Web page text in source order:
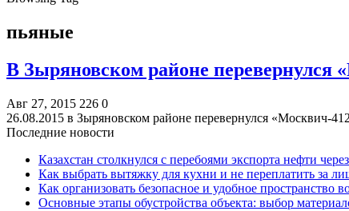
пьяные
В Зыряновском районе перевернулся
Авг 27, 2015 226 0
26.08.2015 в Зыряновском районе перевернулся «Москвич-
Последние новости
Казахстан столкнулся с перебоями экспорта нефти
Как выбрать вытяжку для кухни и не переплатить за
Как организовать безопасное и удобное пространство
Основные этапы обустройства объекта: выбор